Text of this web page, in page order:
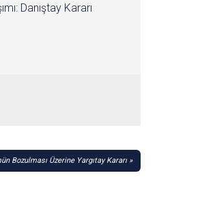
Danıştay Kararı
Bozulması Üzerine Yargıtay Kararı